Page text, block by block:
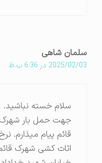
سلمان شاهی
2025/02/03 در 6:36 ب.ظ
سلام‌ خسته نباشید.
جهت حمل بار شهرک
قائم پیام میذارم. نرخ
اثاث کشی شهرک قائم از